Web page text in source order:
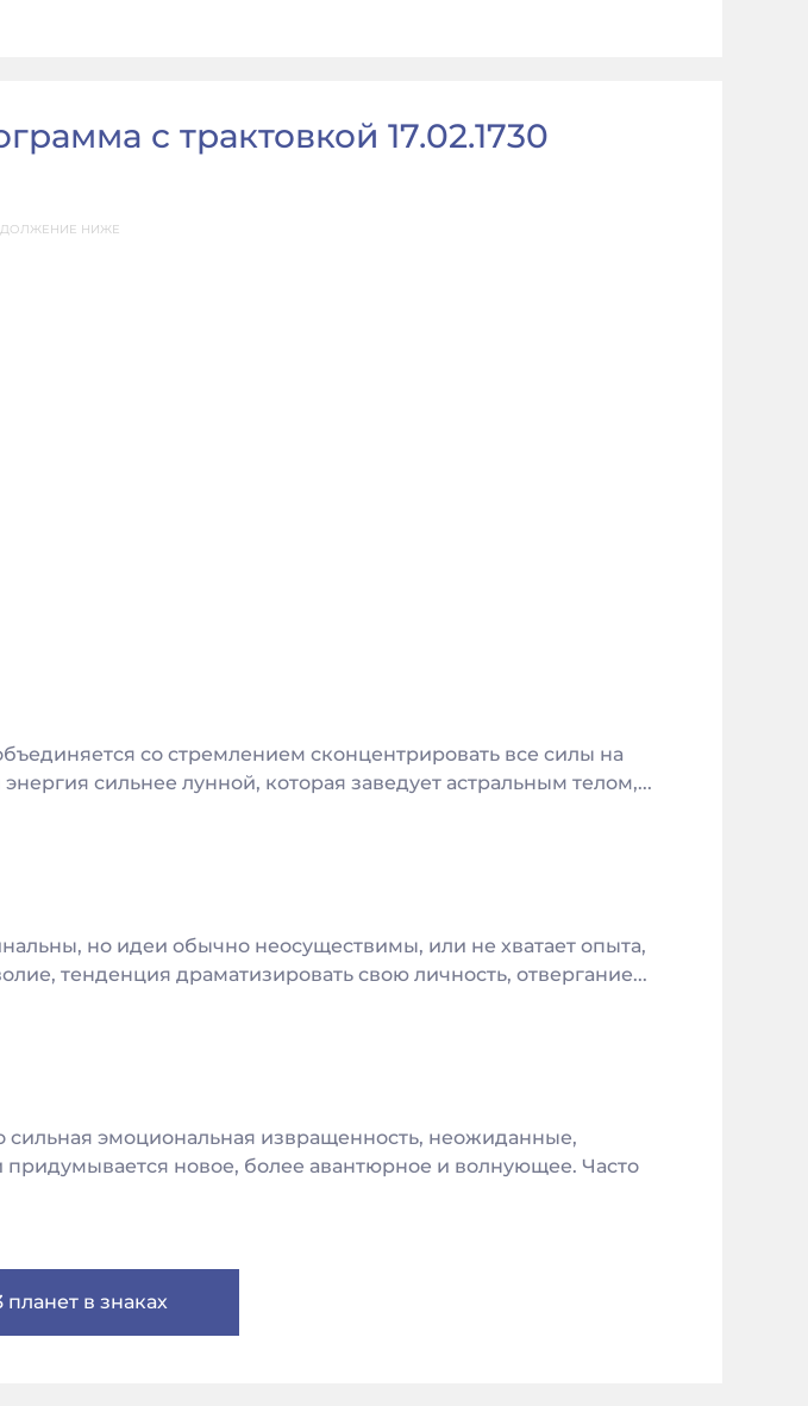
с трактовкой 17.02.1730
НИЖЕ
со стремлением сконцентрировать все силы на
сильнее лунной, которая заведует астральным телом,...
но идеи обычно неосуществимы, или не хватает опыта,
тенденция драматизировать свою личность, отвергание...
эмоциональная извращенность, неожиданные,
новое, более авантюрное и волнующее. Часто
планет в знаках